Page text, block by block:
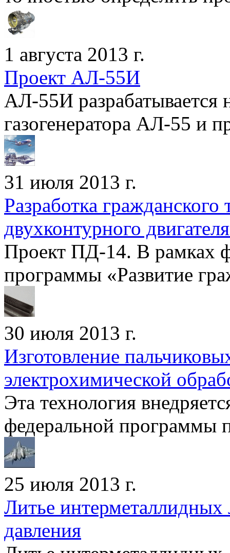
1 августа 2013 г.
Проект АЛ-55И
АЛ-55И разрабатывается
газогенератора АЛ-55 и
31 июля 2013 г.
Разработка гражданского
двухконтурного
Проект ПД-14. В рамках
программы «Развитие
30 июля 2013 г.
Изготовление
электрохимической
Эта технология
федеральной программы
25 июля 2013 г.
Литье интерметаллидных
давления